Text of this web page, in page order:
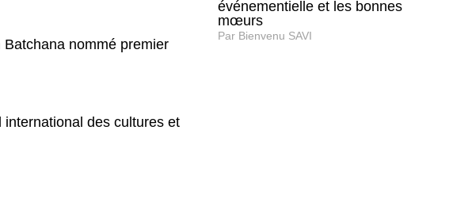
nommé premier
des cultures et
événementielle et les bonnes
mœurs
Par Bienvenu SAVI